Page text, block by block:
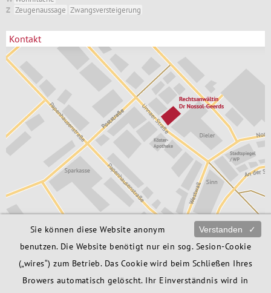
Z Zeugenaussage Zwangsversteigerung
Kontakt
Rechtsanwältin
Unnaer Str. 6
58706 Menden
02373 / 172 76 06
info@ra-bng.de
Anfahrt
Verstanden ✓
Sie können diese Website anonym
benutzen. Die Website benötigt nur ein sog. Sesion-Cookie
(„wires“) zum Betrieb. Das Cookie wird beim Schließen Ihres
Browers automatisch gelöscht. Ihr Einverständnis wird in